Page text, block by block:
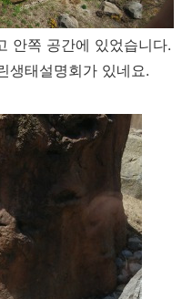
안쪽 공간에 있었습니다.
생태설명회가 있네요.